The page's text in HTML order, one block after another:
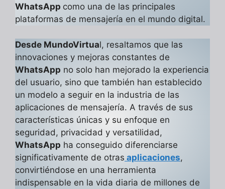
WhatsApp como una de las principales
plataformas de mensajería en el mundo digital.
Desde MundoVirtual, resaltamos que las
innovaciones y mejoras constantes de
WhatsApp no solo han mejorado la experiencia
del usuario, sino que también han establecido
un modelo a seguir en la industria de las
aplicaciones de mensajería. A través de sus
características únicas y su enfoque en
seguridad, privacidad y versatilidad,
WhatsApp ha conseguido diferenciarse
significativamente de otras aplicaciones,
convirtiéndose en una herramienta
indispensable en la vida diaria de millones de